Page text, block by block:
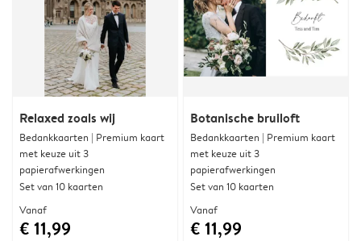
Relaxed zoals wij
Bedankkaarten | Premium kaart
met keuze uit 3
papierafwerkingen
Set van 10 kaarten
Vanaf
€ 11,99
Botanische bruiloft
Bedankkaarten | Premium kaart
met keuze uit 3
papierafwerkingen
Set van 10 kaarten
Vanaf
€ 11,99